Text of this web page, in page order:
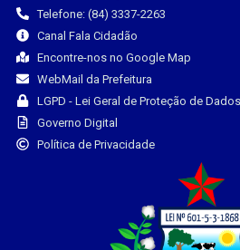
Telefone: (84) 3337-2263
Canal Fala Cidadão
Encontre-nos no Google Map
WebMail da Prefeitura
LGPD - Lei Geral de Proteção de Dados
Governo Digital
Política de Privacidade